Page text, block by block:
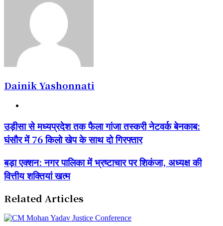
Dainik Yashonnati
उड़ीसा
से
मध्यप्रदेश
फैला
गांजा
तस्करी
बेनकाब:
घंसौर
में
76
उड़ीसा से मध्यप्रदेश तक फैला गांजा तस्करी नेटवर्क बेनकाब:
घंसौर में 76 किलो खेप के साथ दो गिरफ्तार
बड़ा
एक्शन:
नगर
में
भ्रष्टाचार
पर
शिकंजा,
बड़ा एक्शन: नगर पालिका में भ्रष्टाचार पर शिकंजा, अध्यक्ष की
वित्तीय शक्तियां खत्म
Related Articles